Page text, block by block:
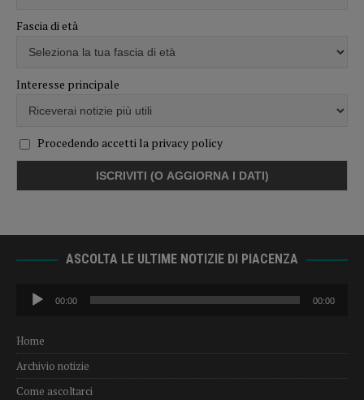
Fascia di età
Interesse principale
Procedendo accetti la privacy policy
ASCOLTA LE ULTIME NOTIZIE DI PIACENZA
Audio
Player
00:00 00:00
Home
Archivio notizie
Come ascoltarci